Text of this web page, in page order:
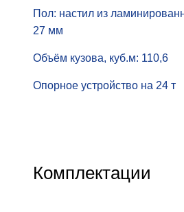
Пол: настил из
27 мм
Объём кузова, куб.м: 110,6
Опорное устройство на 24 т
Комплектации